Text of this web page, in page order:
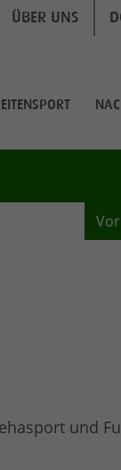
ÜBER UNS
und